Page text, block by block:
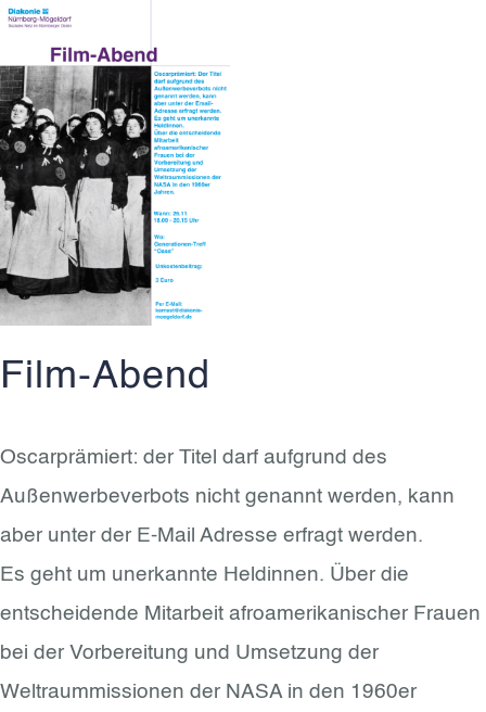
Film-Abend
Oscarprämiert: der Titel darf aufgrund des
Außenwerbeverbots nicht genannt werden, kann
aber unter der E-Mail Adresse erfragt werden.
Es geht um unerkannte Heldinnen. Über die
entscheidende Mitarbeit afroamerikanischer Frauen
bei der Vorbereitung und Umsetzung der
Weltraummissionen der NASA in den 1960er